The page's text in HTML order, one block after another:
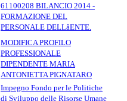
61100208 BILANCIO 2014 -
FORMAZIONE DEL
PERSONALE DELLâENTE.
MODIFICA PROFILO
PROFESSIONALE
DIPENDENTE MARIA
ANTONIETTA PIGNATARO
Impegno Fondo per le Politiche
di Sviluppo delle Risorse Umane